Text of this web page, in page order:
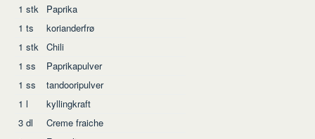
1 stk
Paprika
1 ts
korianderfrø
1 stk Chili
1 ss
Paprikapulver
1 ss
tandooripulver
1 l
kyllingkraft
3dl
Creme fraiche